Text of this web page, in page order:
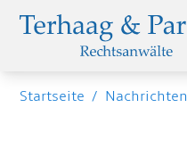
Startseite / Nachrichten